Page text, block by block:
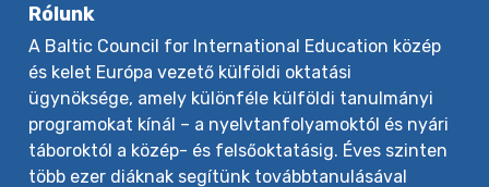
Rólunk
A Baltic Council for International Education közép
és kelet Európa vezető külföldi oktatási
ügynöksége, amely különféle külföldi tanulmányi
programokat kínál – a nyelvtanfolyamoktól és nyári
táboroktól a közép- és felsőoktatásig. Éves szinten
több ezer diáknak segítünk továbbtanulásával